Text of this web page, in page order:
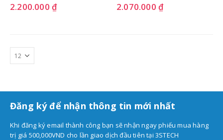
0out of 5
2.200.000 ₫ 0out of 5
2.070.000 ₫
Đăng ký để nhận thông tin mới nhất
Khi đăng ký email thành công bạn sẽ nhận ngay phiếu mua hàng
trị giá 500,000VND cho lần giao dịch đầu tiên tại 3STECH